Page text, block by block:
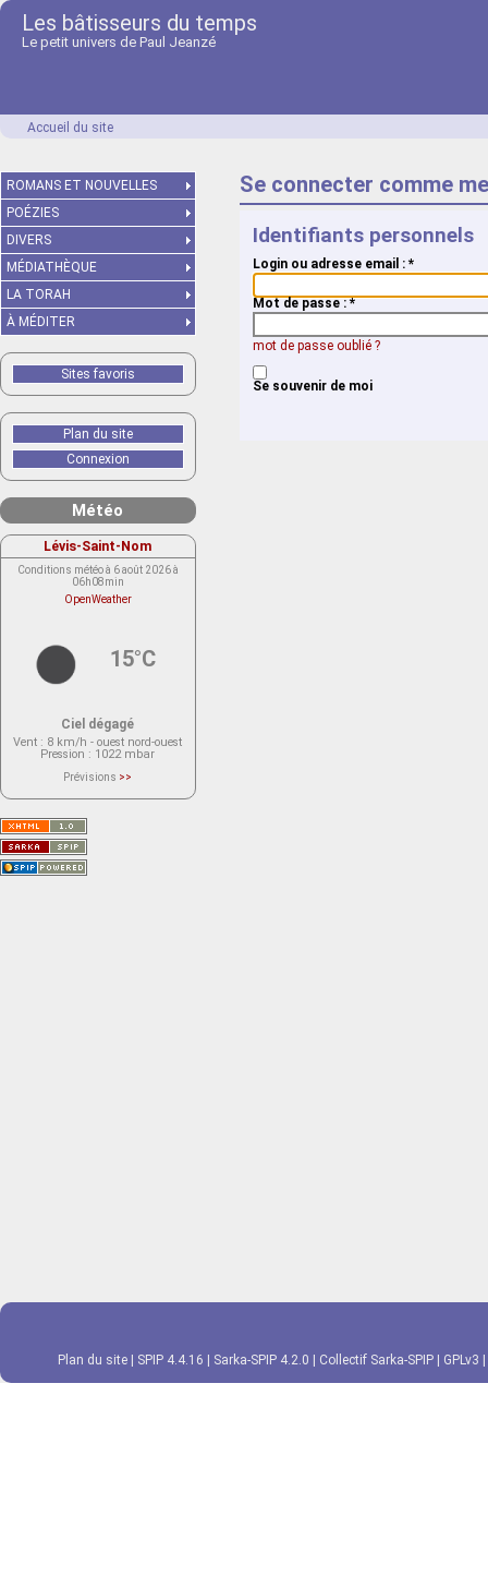
Les bâtisseurs du temps
Le petit univers de Paul Jeanzé
Accueil du site
Se connecter comme
Identifiants personnels
Login ou adresse email : *
Mot de passe :*
mot de passe oublié ?
Se souvenir de moi
ROMANS ET NOUVELLES
POÉZIES
DIVERS
MÉDIATHÈQUE
LA TORAH
À MÉDITER
Sites favoris
Plan du site
Connexion
Météo
Lévis-Saint-Nom
Conditions météo à 6 août 2026 à
06h08min
OpenWeather
15°C
Ciel dégagé
Vent : 8 km/h - ouest nord-ouest
Pression : 1022 mbar
Prévisions >>
actuellement aucune prévision
Saint-Nom.
Veuillez consulter le message du
service ci-dessous.
(401 - Invalid API key. Please see
https://openweathermap.org/faq#error401
Plan du site SPIP 4.4.16 Sarka-SPIP 4.2.0 Collectif Sarka-SPIP GPLv3